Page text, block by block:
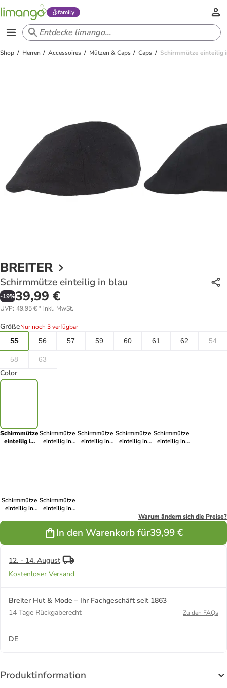
family
Shop Herren Accessoires Mützen & Caps Caps Schirmmütze einteilig
BREITER
Schirmmütze einteilig in blau
-19%39,99 €
UVP: 49,95 €* inkl. MwSt.
GrößeNur noch 3 verfügbar
55
56 57 59 60 61 62 54
58 63
Color
Schirmmütze
einteilig in
Schirmmütze
einteilig in
Schirmmütze
einteilig in
Schirmmütze
einteilig in
Schirmmütze
einteilig in
Schirmmütze
einteilig in
Schirmmütze
einteilig in
Warum ändern sich die Preise?
In den Warenkorb für39,99 €
12. - 14. August
Kostenloser Versand
Breiter Hut & Mode – Ihr Fachgeschäft seit 1863
14 Tage Rückgaberecht
Zu den FAQs
DE
Produktinformation